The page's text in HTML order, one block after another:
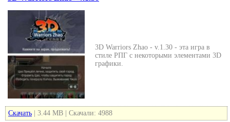
3D Warriors Zhao - v.1.30 - эта игра в
стиле РПГ с некоторыми элементами 3D
графики.
Скачать | 3.44 MB | Скачали: 4988